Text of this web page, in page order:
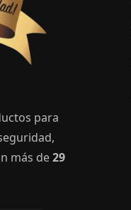
para
más de29